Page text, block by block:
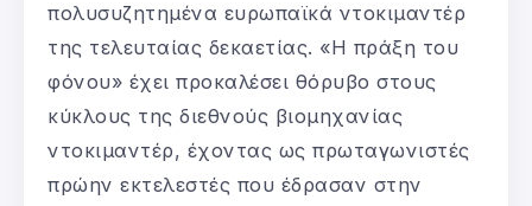
πολυσυζητημένα ευρωπαϊκά ντοκιμαντέρ
της τελευταίας δεκαετίας. «H πράξη του
φόνου» έχει προκαλέσει θόρυβο στους
κύκλους της διεθνούς βιομηχανίας
ντοκιμαντέρ, έχοντας ως πρωταγωνιστές
πρώην εκτελεστές που έδρασαν στην